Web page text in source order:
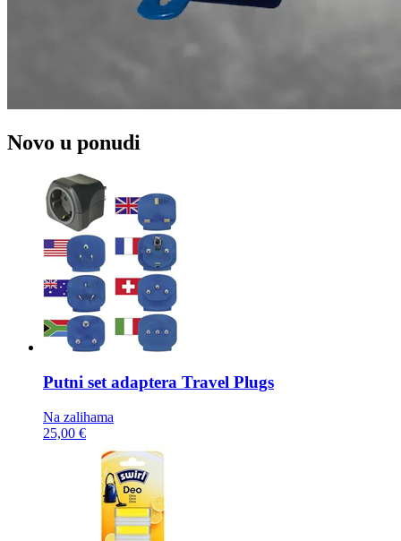
Novo u ponudi
Putni set adaptera Travel Plugs
Na zalihama
25,00 €